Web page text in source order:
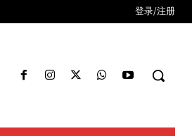
登录/注册